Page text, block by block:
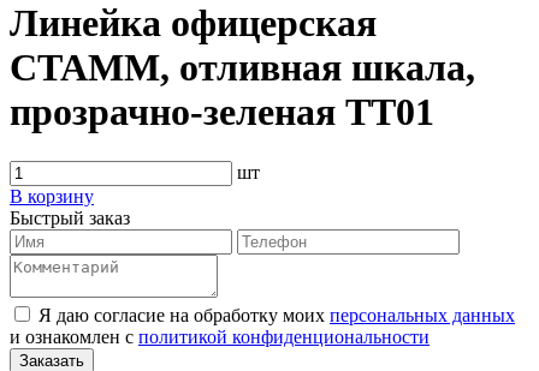
Линейка офицерская
СТАММ, отливная шкала,
прозрачно-зеленая ТТ01
шт
В корзину
Быстрый заказ
Я даю согласие на обработку моих персональных данных
и ознакомлен с политикой конфиденциональности